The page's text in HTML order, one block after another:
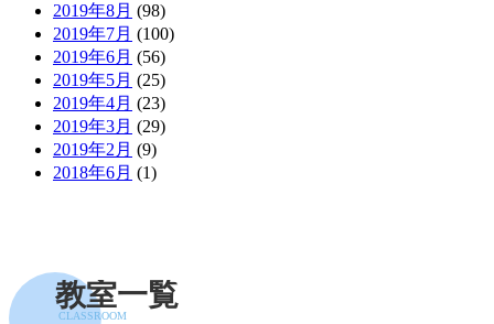
2019年8月 (98)
2019年7月 (100)
2019年6月 (56)
2019年5月 (25)
2019年4月 (23)
2019年3月 (29)
2019年2月 (9)
2018年6月 (1)
教室一覧
CLASSROOM